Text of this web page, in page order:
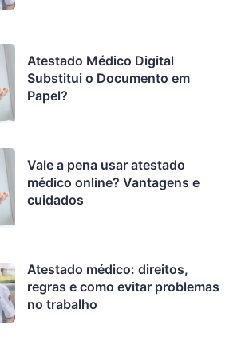
Atestado Médico Digital
Substitui o Documento em
Papel?
Vale a pena usar atestado
médico online? Vantagens e
cuidados
Atestado médico: direitos,
regras e como evitar problemas
no trabalho